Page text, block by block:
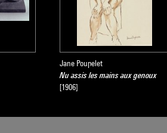
Jane Poupelet
Nu assis les mains aux genoux
[1906]